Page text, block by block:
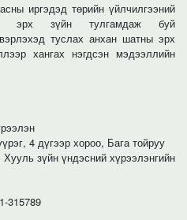
иргэдэд төрийн үйлчилгээний
эрх зүйн тулгамдаж буй
туслах анхан шатны эрх
хангах нэгдсэн мэдээллийн
4 дүгээр хороо, Бага тойруу
зүйн үндэсний хүрээлэнгийн
315789